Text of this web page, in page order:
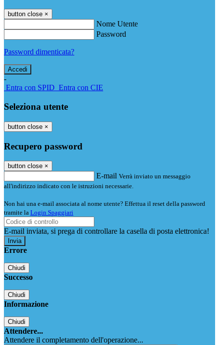
button close ×
Nome Utente
Password
Password dimenticata?
-
Entra con SPID Entra con CIE
Seleziona utente
button close ×
Recupero password
button close ×
E-mail Verrà inviato un messaggio
all'indirizzo indicato con le istruzioni necessarie.
Non hai una e-mail associata al nome utente? Effettua il reset della password
tramite la Login Spaggiari
E-mail inviata, si prega di controllare la casella di posta elettronica!
Errore
Chiudi
Successo
Chiudi
Informazione
Chiudi
Attendere...
Attendere il completamento dell'operazione...